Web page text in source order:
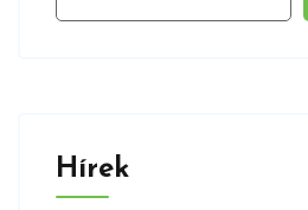
Hírek